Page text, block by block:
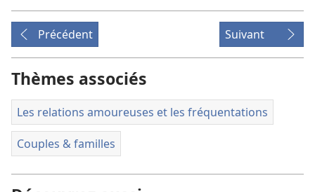
Précédent Suivant
Thèmes associés
Les relations amoureuses et les fréquentations
Couples & familles